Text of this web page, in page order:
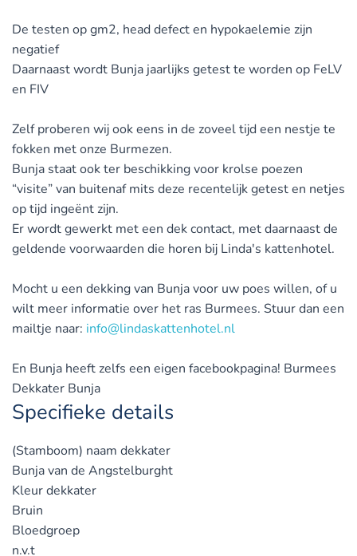
De testen op gm2, head defect en hypokaelemie zijn
negatief
Daarnaast wordt Bunja jaarlijks getest te worden op FeLV
en FIV
Zelf proberen wij ook eens in de zoveel tijd een nestje te
fokken met onze Burmezen.
Bunja staat ook ter beschikking voor krolse poezen
“visite” van buitenaf mits deze recentelijk getest en netjes
op tijd ingeënt zijn.
Er wordt gewerkt met een dek contact, met daarnaast de
geldende voorwaarden die horen bij Linda's kattenhotel.
Mocht u een dekking van Bunja voor uw poes willen, of u
wilt meer informatie over het ras Burmees. Stuur dan een
mailtje naar: info@lindaskattenhotel.nl
En Bunja heeft zelfs een eigen facebookpagina! Burmees
Dekkater Bunja
Specifieke details
(Stamboom) naam dekkater
Bunja van de Angstelburght
Kleur dekkater
Bruin
Bloedgroep
n.v.t